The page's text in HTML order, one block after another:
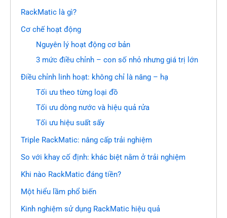
RackMatic là gì?
Cơ chế hoạt động
Nguyên lý hoạt động cơ bản
3 mức điều chỉnh – con số nhỏ nhưng giá trị lớn
Điều chỉnh linh hoạt: không chỉ là nâng – hạ
Tối ưu theo từng loại đồ
Tối ưu dòng nước và hiệu quả rửa
Tối ưu hiệu suất sấy
Triple RackMatic: nâng cấp trải nghiệm
So với khay cố định: khác biệt nằm ở trải nghiệm
Khi nào RackMatic đáng tiền?
Một hiểu lầm phổ biến
Kinh nghiệm sử dụng RackMatic hiệu quả